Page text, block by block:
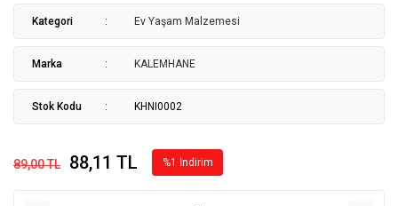
Kategori Ev Yaşam Malzemesi
Marka KALEMHANE
Stok Kodu KHNI0002
89,00 TL 88,11 TL %1 İndirim